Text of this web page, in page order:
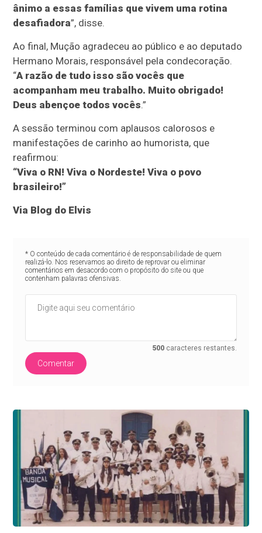
ânimo a essas famílias que vivem uma rotina
desafiadora”, disse.
Ao final, Mução agradeceu ao público e ao deputado
Hermano Morais, responsável pela condecoração.
“A razão de tudo isso são vocês que
acompanham meu trabalho. Muito obrigado!
Deus abençoe todos vocês.”
A sessão terminou com aplausos calorosos e
manifestações de carinho ao humorista, que
reafirmou:
“Viva o RN! Viva o Nordeste! Viva o povo
brasileiro!”
Via Blog do Elvis
* O conteúdo de cada comentário é de responsabilidade de quem
realizá-lo. Nos reservamos ao direito de reprovar ou eliminar
comentários em desacordo com o propósito do site ou que
contenham palavras ofensivas.
500 caracteres restantes.
Comentar